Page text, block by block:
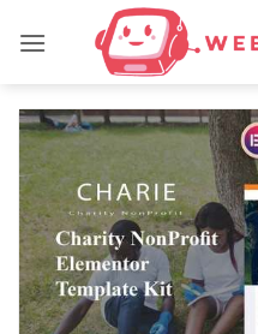
qua
dung